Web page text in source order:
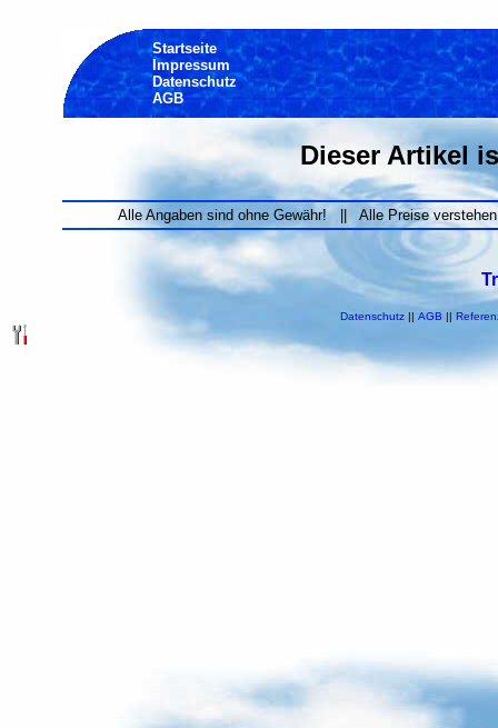
Startseite
Impressum
Datenschutz
AGB
Dieser Artikel
Alle Angaben sind ohne Gewähr! || Alle Preise
Datenschutz|| AGB ||